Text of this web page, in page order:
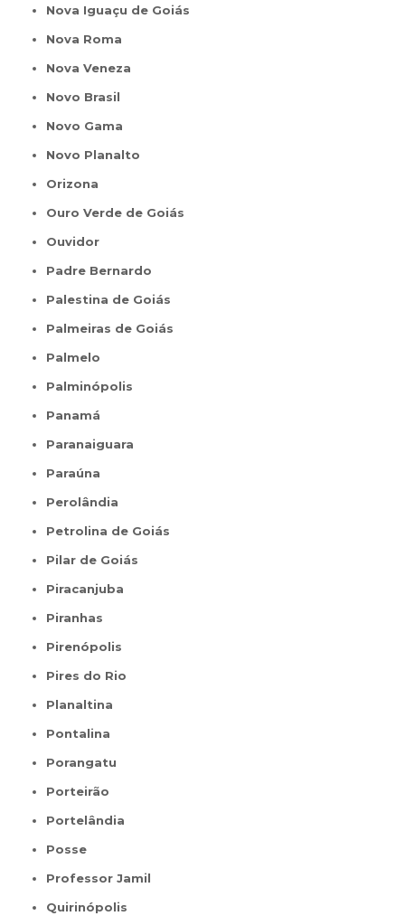
Nova Iguaçu de Goiás
Nova Roma
Nova Veneza
Novo Brasil
Novo Gama
Novo Planalto
Orizona
Ouro Verde de Goiás
Ouvidor
Padre Bernardo
Palestina de Goiás
Palmeiras de Goiás
Palmelo
Palminópolis
Panamá
Paranaiguara
Paraúna
Perolândia
Petrolina de Goiás
Pilar de Goiás
Piracanjuba
Piranhas
Pirenópolis
Pires do Rio
Planaltina
Pontalina
Porangatu
Porteirão
Portelândia
Posse
Professor Jamil
Quirinópolis